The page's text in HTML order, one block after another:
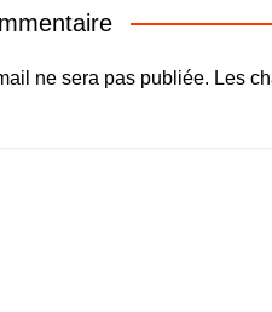
ne sera pas publiée. Les